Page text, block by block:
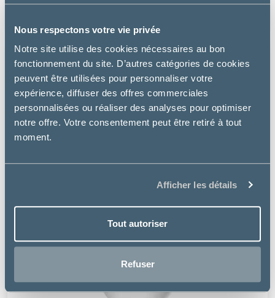
Nous respectons votre vie privée
Notre site utilise des cookies nécessaires au bon
fonctionnement du site. D’autres catégories de cookies
peuvent être utilisées pour personnaliser votre
expérience, diffuser des offres commerciales
personnalisées ou réaliser des analyses pour optimiser
notre offre. Votre consentement peut être retiré à tout
moment.
Afficher les détails
Tout autoriser
Refuser